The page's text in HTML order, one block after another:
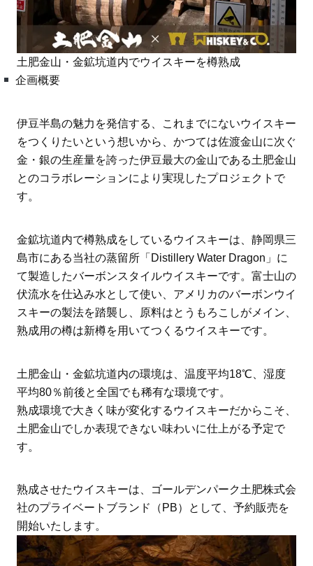
土肥金山・金鉱坑道内でウイスキーを樽熟成
企画概要
伊豆半島の魅力を発信する、これまでにないウイスキー
をつくりたいという想いから、かつては佐渡金山に次ぐ
金・銀の生産量を誇った伊豆最大の金山である土肥金山
とのコラボレーションにより実現したプロジェクトで
す。
金鉱坑道内で樽熟成をしているウイスキーは、静岡県三
島市にある当社の蒸留所「Distillery Water Dragon」に
て製造したバーボンスタイルウイスキーです。富士山の
伏流水を仕込み水として使い、アメリカのバーボンウイ
スキーの製法を踏襲し、原料はとうもろこしがメイン、
熟成用の樽は新樽を用いてつくるウイスキーです。
土肥金山・金鉱坑道内の環境は、温度平均18℃、湿度
平均80％前後と全国でも稀有な環境です。
熟成環境で大きく味が変化するウイスキーだからこそ、
土肥金山でしか表現できない味わいに仕上がる予定で
す。
熟成させたウイスキーは、ゴールデンパーク土肥株式会
社のプライベートブランド（PB）として、予約販売を
開始いたします。